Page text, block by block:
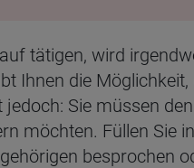
tätigen, wird
Ihnen die
Sie müssen
möchten. Füllen Sie
besprochen